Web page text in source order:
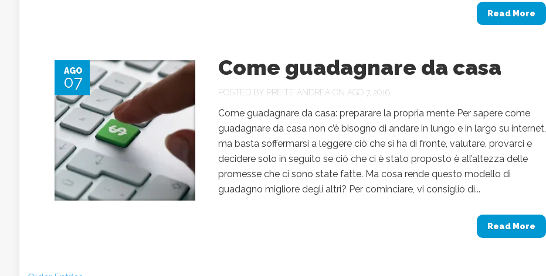
Read More
AGO
07
Come guadagnare da casa
POSTED BY PREITE ANDREA ON AGO 7, 2016
Come guadagnare da casa: preparare la propria mente Per sapere come
guadagnare da casa non c’è bisogno di andare in lungo e in largo su internet,
ma basta soffermarsi a leggere ciò che si ha di fronte, valutare, provarci e
decidere solo in seguito se ciò che ci è stato proposto è all’altezza delle
promesse che ci sono state fatte. Ma cosa rende questo modello di
guadagno migliore degli altri? Per cominciare, vi consiglio di...
Read More